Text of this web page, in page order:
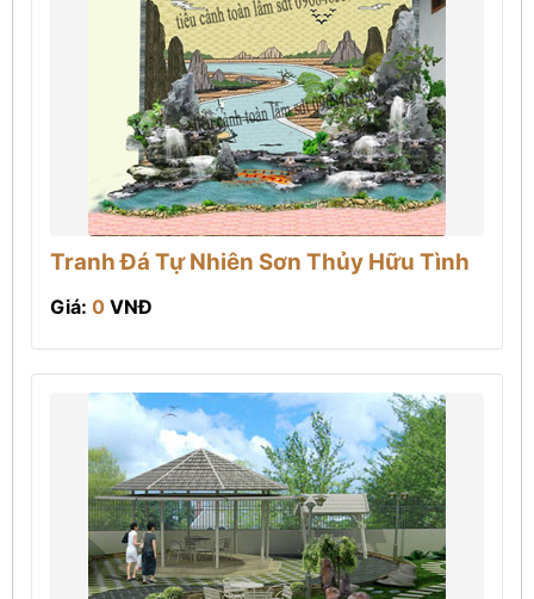
Tranh Đá Tự Nhiên Sơn Thủy Hữu Tình
Giá: 0 VNĐ